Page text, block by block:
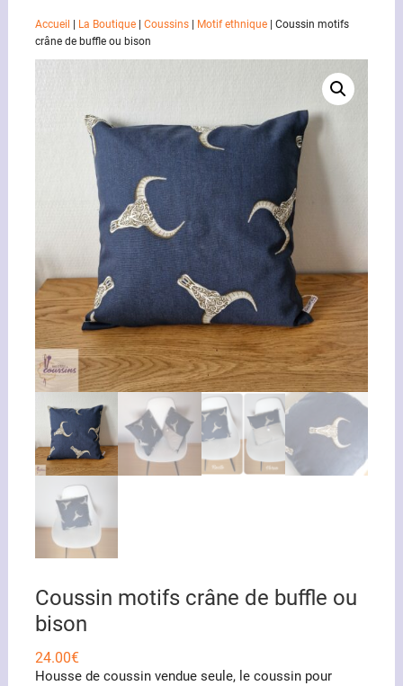
Accueil La Boutique| Coussins| Motif ethnique| Coussin motifs
crâne de buffle ou bison
Coussin motifs crâne de buffle ou
bison
24.00€
Housse de coussin vendue seule, le coussin pour